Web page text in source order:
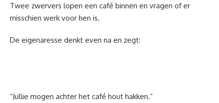
Twee zwervers lopen een café binnen en vragen of er
misschien werk voor hen is.
De eigenaresse denkt even na en zegt:
“Jullie mogen achter het café hout hakken.”